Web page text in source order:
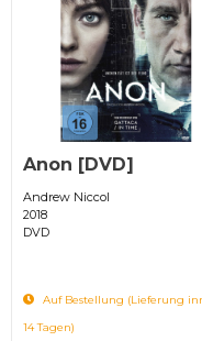
Anon [DVD]
Andrew Niccol
2018
DVD
Auf Bestellung (Lieferung
14 Tagen)